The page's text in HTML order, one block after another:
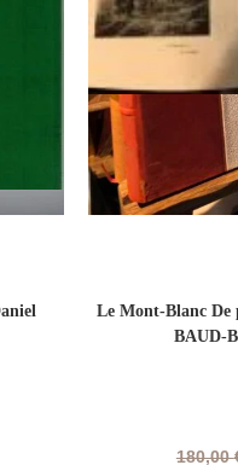
Le Mont-Blanc De
BAUD-
180,00